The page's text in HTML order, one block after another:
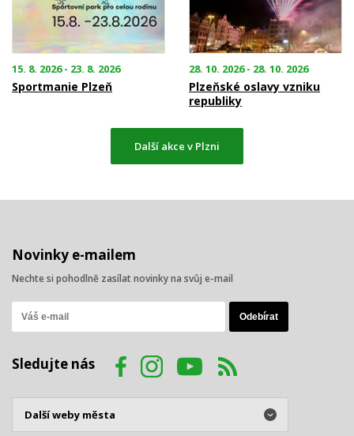
15. 8. 2026 - 23. 8. 2026
Sportmanie Plzeň
28. 10. 2026 - 28. 10. 2026
Plzeňské oslavy vzniku
republiky
Další akce v Plzni
Novinky e-mailem
Nechte si pohodlně zasílat novinky na svůj e-mail
Sledujte nás